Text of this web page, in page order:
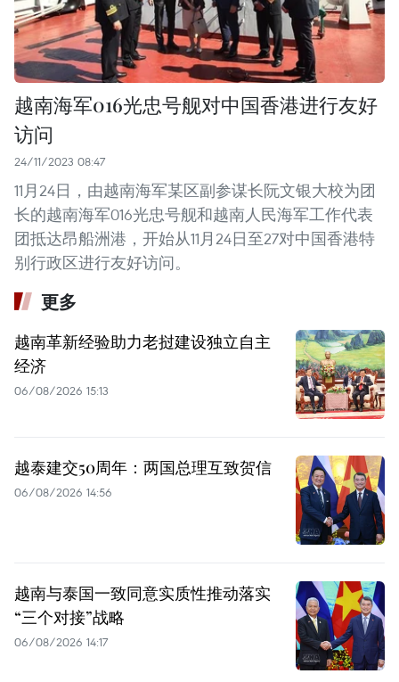
越南海军016光忠号舰对中国香港进行友好
访问
24/11/2023 08:47
11月24日，由越南海军某区副参谋长阮文银大校为团
长的越南海军016光忠号舰和越南人民海军工作代表
团抵达昂船洲港，开始从11月24日至27对中国香港特
别行政区进行友好访问。
更多
越南革新经验助力老挝建设独立自主
经济
06/08/2026 15:13
越泰建交50周年：两国总理互致贺信
06/08/2026 14:56
越南与泰国一致同意实质性推动落实
“三个对接”战略
06/08/2026 14:17